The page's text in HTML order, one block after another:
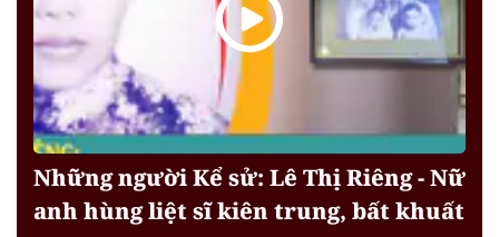
Những người Kể sử: Lê Thị Riêng - Nữ
anh hùng liệt sĩ kiên trung, bất khuất